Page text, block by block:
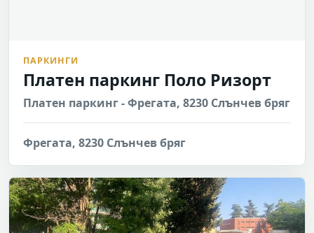
ПАРКИНГИ
Платен паркинг Поло Ризорт
Платен паркинг - Фрегата, 8230 Слънчев бряг
Фрегата, 8230 Слънчев бряг